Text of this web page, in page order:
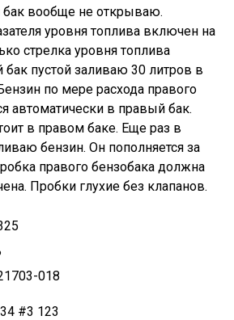
вообще не открываю.
уровня топлива включен на
стрелка уровня топлива
бак пустой заливаю 30 литров в
по мере расхода правого
автоматически в правый бак.
в правом баке. Еще раз в
бензин. Он пополняется за
правого бензобака должна
Пробки глухие без клапанов.
018
#3 123